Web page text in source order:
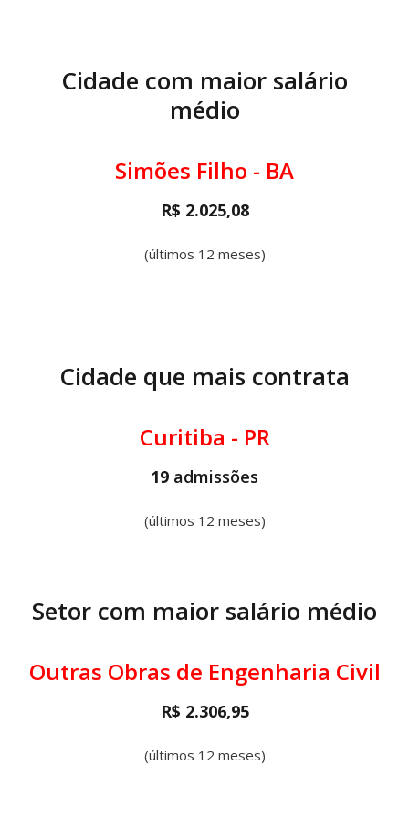
Cidade com maior salário
médio
Simões Filho - BA
R$ 2.025,08
(últimos 12 meses)
Cidade que mais contrata
Curitiba - PR
19 admissões
(últimos 12 meses)
Setor com maior salário médio
Outras Obras de Engenharia Civil
R$ 2.306,95
(últimos 12 meses)